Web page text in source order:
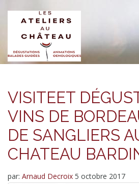
VISITEET
VINS DE
DE SANGLIERS
CHATEAU
par: Arnaud Decroix 5 octobre 2017